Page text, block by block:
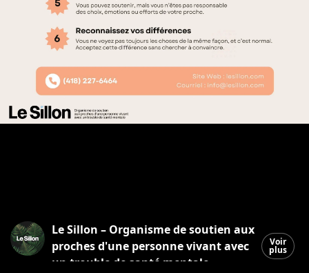
Le Sillon – Organisme de soutien aux
proches d'une personne vivant avec
un trouble de santé mentale.
Voir
plus